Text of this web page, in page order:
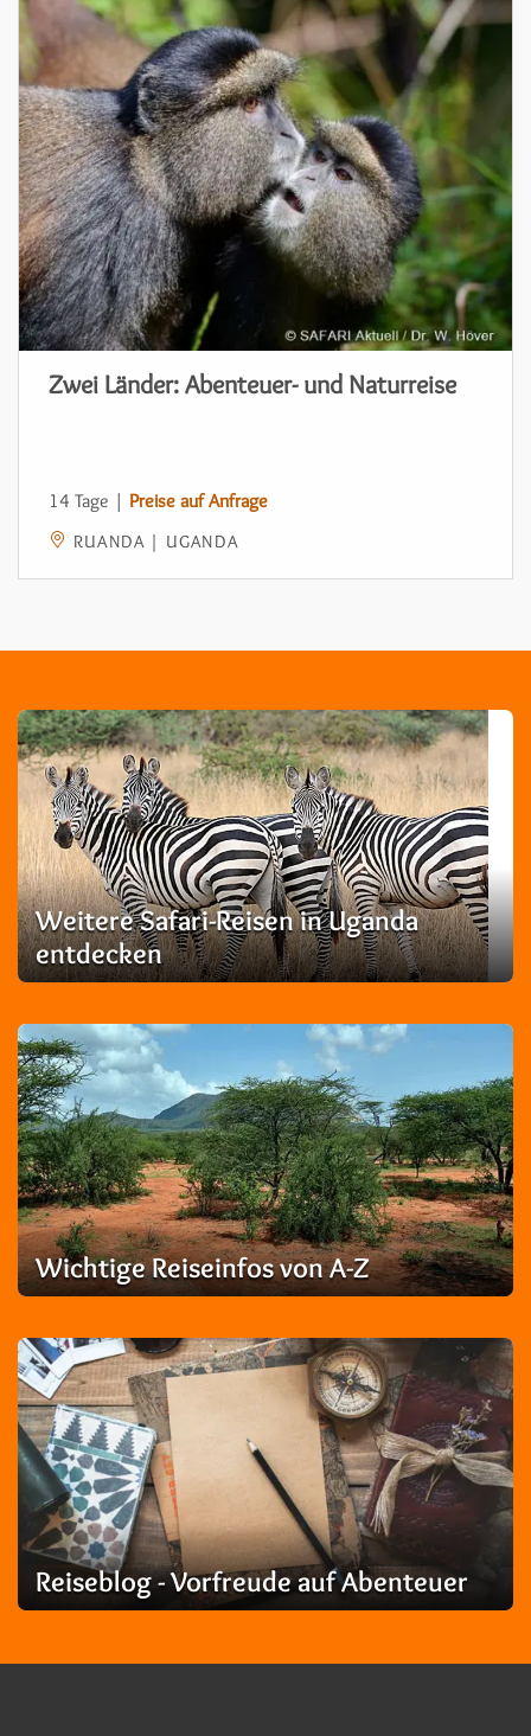
Zwei Länder: Abenteuer- und Naturreise
14 Tage | Preise auf Anfrage
RUANDA | UGANDA
Weitere Safari-Reisen in Uganda
entdecken
Wichtige Reiseinfos von A-Z
Reiseblog - Vorfreude auf Abenteuer